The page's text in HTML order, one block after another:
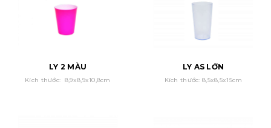
LY 2 MÀU
Kích thước: 8,9x8,9x10,8cm
LY AS LỚN
Kích thước: 8,5x8,5x15cm